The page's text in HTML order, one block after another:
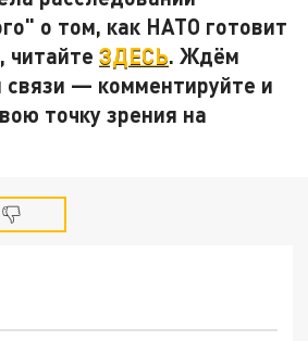
о том, как НАТО готовит
читайтеЗДЕСЬ. Ждём
связи — комментируйте и
точку зрения на